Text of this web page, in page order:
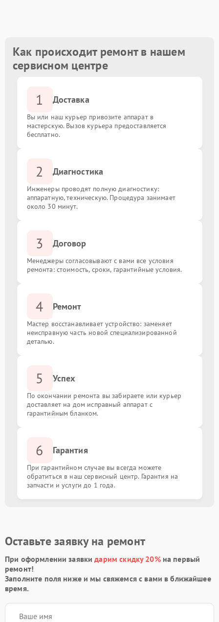
Ремонт видеокарты
Восстановление данных с накопителя
Модернизация (апгрейд) мини-ПК
Как происходит ремонт в нашем
сервисном центре
1 Доставка
Вы или наш курьер привозите аппарат в
мастерскую. Вызов курьера предоставляется
бесплатно.
2 Диагностика
Инженеры проводят полную диагностику:
аппаратную, техническую. Процедура занимает
около 30 минут.
3 Договор
Менеджеры согласовывают с вами все условия
ремонта: стоимость, сроки, гарантийные условия.
4 Ремонт
Мастер восстанавливает устройство: заменяет
неисправную часть новой специализированной
деталью.
5 Успех
По окончании ремонта вы забираете или курьер
доставляет на дом исправный аппарат с
гарантийным бланком.
6 Гарантия
При гарантийном случае вы всегда можете
обратиться в наш сервисный центр. Гарантия на
запчасти и услуги до 1 года.
Оставьте заявку на ремонт
При оформлении заявкидарим скидку 20%на первый
ремонт!
Заполните поля ниже и мы свяжемся с вами в ближайшее
время.